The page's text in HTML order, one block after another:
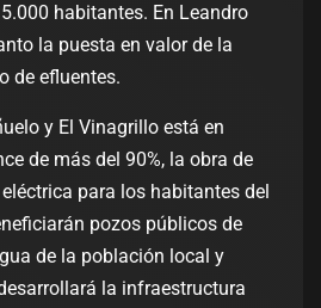
habitantes. En Leandro
la puesta en valor de la
de efluentes.
y El Vinagrillo está en
de más del 90%, la obra de
para los habitantes del
pozos públicos de
de la población local y
la infraestructura